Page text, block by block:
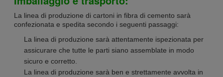
La linea di produzione di cartoni in fibra di cemento sarà
confezionata e spedita secondo i seguenti passaggi:
La linea di produzione sarà attentamente ispezionata per
assicurare che tutte le parti siano assemblate in modo
sicuro e corretto.
La linea di produzione sarà ben e strettamente avvolta in